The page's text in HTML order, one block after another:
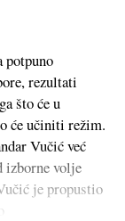
potpuno
rezultati
što će u
će učiniti režim.
Vučić već
izborne volje
je propustio